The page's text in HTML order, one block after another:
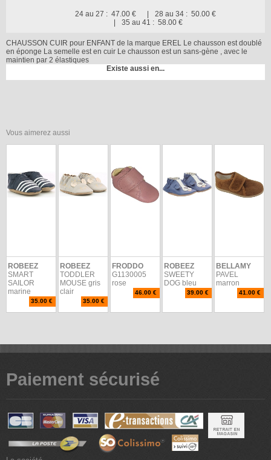
24 au 27 : 47.00 € 28 au 34 : 50.00 €
35 au 41 : 58.00 €
CHAUSSON CUIR pour ENFANT de la marque EREL Le chausson est doublé
en éponge La semelle est en cuir Le chausson est un sans-gène , avec le
maintien par 2 élastiques
Existe aussi en...
Vous aimerez aussi
ROBEEZ
SMART
SAILOR
marine
35.00 €
ROBEEZ
TODDLER
MOUSE gris
clair
35.00 €
FRODDO
G1130005
rose
46.00 €
ROBEEZ
SWEETY
DOG bleu
39.00 €
BELLAMY
PAVEL
marron
41.00 €
Paiement sécurisé